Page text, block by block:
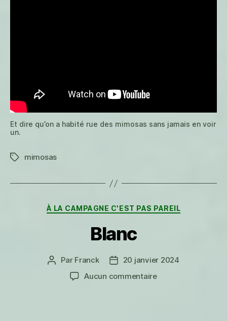
Et dire qu’on a habité rue des mimosas sans jamais en voir
un.
Étiquettes
mimosas
Catégories
À LA CAMPAGNE C'EST PAS PAREIL
Blanc
Auteur
l’article
Par Franck
Date20 janvier 2024
Aucun commentairesur